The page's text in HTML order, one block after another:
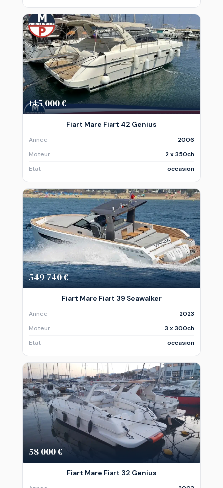
145 000 €
Fiart Mare Fiart 42 Genius
Annee
2006
Moteur
2 x 350ch
Etat
occasion
549 740 €
Fiart Mare Fiart 39 Seawalker
Annee
2023
Moteur
3 x 300ch
Etat
occasion
58 000 €
Fiart Mare Fiart 32 Genius